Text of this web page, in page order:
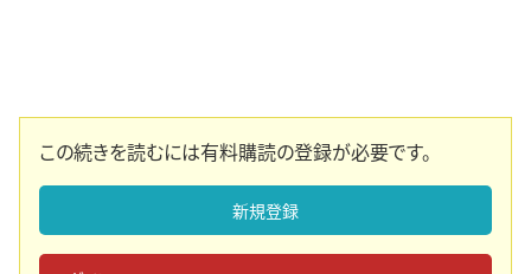
この続きを読むには有料購読の登録が必要です。
新規登録